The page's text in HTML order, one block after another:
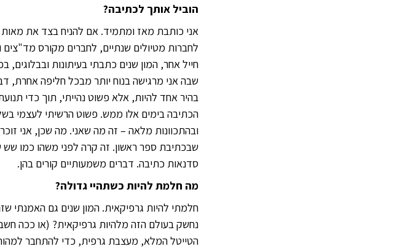
הוביל אותך לכתיבה?
אני כותבת מאז ומתמיד. אם להניח בצד את
לחברות מטיולים שנתיים, לחברים מקורס
חייל אחר, המון שנים כתבתי בעיתונות
שבה אני מרגישה בנוח יותר מבכל חליפה אחרת,
בהיר אחד להיות, אלא פשוט נהייתי, תוך כדי
הכתיבה בימים אלו ממש. פשוט הרשיתי לעצמי
ובהתכוונות מלאה – זה מה שאני. מה שכן, אני
שבכתיבת ספר ראשון. זה קרה לפני משהו כמו
סדנאות כתיבה. דברים משמעותיים קורים בהן.
מה חלמת להיות כשתהיי גדולה?
נחשק בעולם הזה מלהיות גרפיקאית? (או ככה
הטייטל המלא, מעצבת גרפית, כדי להתחבר